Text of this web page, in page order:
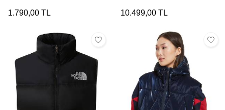
1.790,00 TL 10.499,00 TL